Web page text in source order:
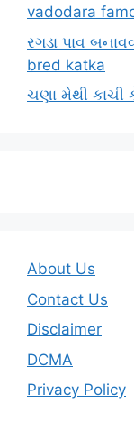
vadodara
રગડા પાવ
bred katka
ચણા મેથી કાચી
About Us
Contact Us
Disclaimer
DCMA
Privacy Policy